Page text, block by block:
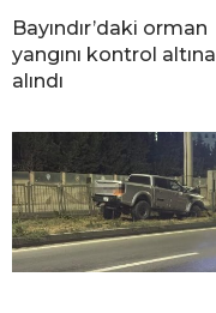
Bayındır’daki orman
yangını kontrol altına
alındı